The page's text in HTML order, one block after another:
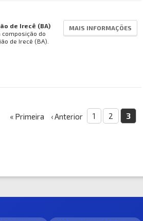
de Irecê (BA)
do
de Irecê (BA).
MAIS INFORMAÇÕES
« Primeira ‹ Anterior 1 2 3